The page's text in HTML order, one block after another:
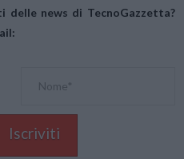
delle news di TecnoGazzetta?